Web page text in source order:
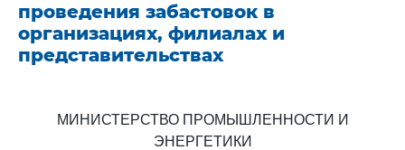
проведения забастовок в
организациях, филиалах и
представительствах
МИНИСТЕРСТВО ПРОМЫШЛЕННОСТИ И
ЭНЕРГЕТИКИ